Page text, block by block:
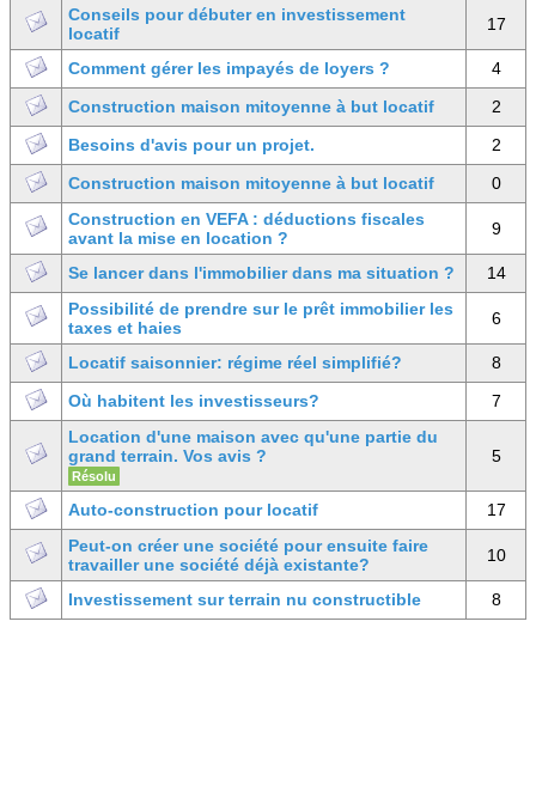
Conseils pour débuter en investissement
locatif
17
Comment gérer les impayés de loyers ?
4
Construction maison mitoyenne à but locatif
2
Besoins d'avis pour un projet.
2
Construction maison mitoyenne à but locatif
0
Construction en VEFA : déductions fiscales
avant la mise en location ?
9
Se lancer dans l'immobilier dans ma situation ?
14
Possibilité de prendre sur le prêt immobilier les
taxes et haies
6
Locatif saisonnier: régime réel simplifié?
8
Où habitent les investisseurs?
7
Location d'une maison avec qu'une partie du
grand terrain. Vos avis ?
Résolu
5
Auto-construction pour locatif
17
Peut-on créer une société pour ensuite faire
travailler une société déjà existante?
10
Investissement sur terrain nu constructible 8